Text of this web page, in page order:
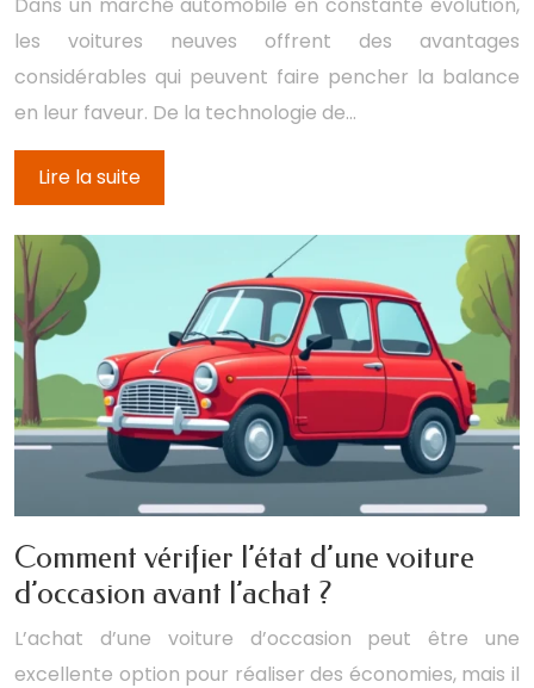
Dans un marché automobile en constante évolution,
les voitures neuves offrent des avantages
considérables qui peuvent faire pencher la balance
en leur faveur. De la technologie de…
Lire la suite
Comment vérifier l’état d’une voiture
d’occasion avant l’achat ?
L’achat d’une voiture d’occasion peut être une
excellente option pour réaliser des économies, mais il